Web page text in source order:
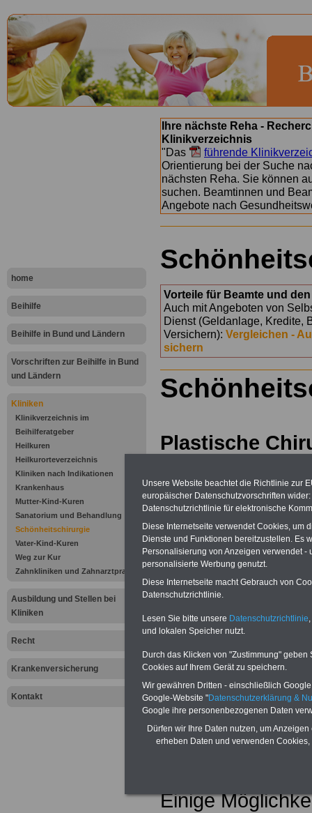
home
Beihilfe
Beihilfe in Bund und Ländern
Vorschriften zur Beihilfe in Bund
und Ländern
Kliniken
Klinikverzeichnis im
Beihilferatgeber
Heilkuren
Heilkurorteverzeichnis
Kliniken nach Indikationen
Krankenhaus
Mutter-Kind-Kuren
Sanatorium und Behandlung
Schönheitschirurgie
Vater-Kind-Kuren
Weg zur Kur
Zahnkliniken und Zahnarztpraxen
Ausbildung und Stellen bei
Kliniken
Recht
Krankenversicherung
Kontakt
Ihre nächste Reha -
Klinikverzeichnis
"Das
führende
Orientierung bei der Suche
nächsten Reha. Sie können
suchen. Beamtinnen und
Angebote nach
Vorteile für Beamte und
Auch mit Angeboten von
Dienst (Geldanlage, Kredite,
Versichern): Vergleichen -
sichern
Plastische
Der plastischen
immer mehr
informieren wir
die
Informationen
Sie im Ratgeber
Z", den Sie für
bestellen
Einige
Unsere Website beachtet die Richtlinie zur
europäischer Datenschutzvorschriften
Datenschutzrichtlinie für elektronische
Diese Internetseite verwendet Cookies, um
Dienste und Funktionen bereitzustellen. Es
Personalisierung von Anzeigen verwendet
personalisierte Werbung genutzt.
Diese Internetseite macht Gebrauch von
Datenschutzrichtlinie.
Lesen Sie bitte unsere Datenschutzrichtlinie
und lokalen Speicher nutzt.
Durch das Klicken von "Zustimmung"
Cookies auf Ihrem Gerät zu speichern.
Wir gewähren Dritten - einschließlich
Google-Website "Datenschutzerklärung &
Google ihre personenbezogenen Daten
Dürfen wir Ihre Daten nutzen, um
erheben Daten und verwenden